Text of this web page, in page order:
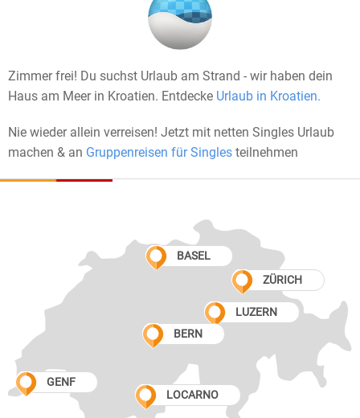
Zimmer frei! Du suchst Urlaub am Strand - wir haben dein
Haus am Meer in Kroatien. Entdecke Urlaub in Kroatien.
Nie wieder allein verreisen! Jetzt mit netten Singles Urlaub
machen & an Gruppenreisen für Singles teilnehmen
BASEL
ZÜRICH
LUZERN
BERN
LOCARNO
GENF